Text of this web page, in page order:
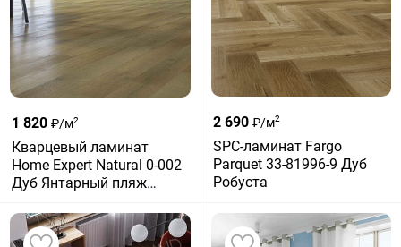
1 820 ₽/м2
Кварцевый ламинат
Home Expert Natural 0-002
Дуб Янтарный пляж
2 690 ₽/м2
SPC-ламинат Fargo
Parquet 33-81996-9 Дуб
Робуста